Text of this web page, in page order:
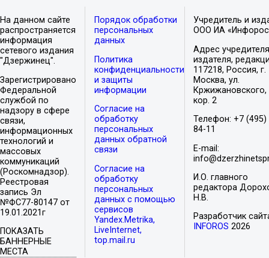
На данном сайте
распространяется
информация
сетевого издания
"Дзержинец".
Зарегистрировано
Федеральной
службой по
надзору в сфере
связи,
информационных
технологий и
массовых
коммуникаций
(Роскомнадзор).
Реестровая
запись Эл
№ФС77-80147 от
19.01.2021г
ПОКАЗАТЬ
БАННЕРНЫЕ
МЕСТА
Порядок обработки
персональных
данных
Политика
конфиденциальности
и защиты
информации
Согласие на
обработку
персональных
данных обратной
связи
Согласие на
обработку
персональных
данных с помощью
сервисов
Yandex.Metrika,
LiveInternet,
top.mail.ru
Учредитель и
ООО ИА
Адрес
издателя,
117218, Россия, г.
Москва, ул.
Кржижановского,
кор. 2
Телефон: +7 (495)
84-11
E-mail:
И.О. главного
редактора
Н.В.
Разработчик
INFOROS 2026